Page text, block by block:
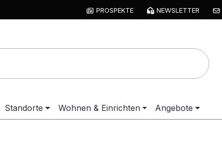
PROSPEKTE NEWSLETTER
Standorte Wohnen & Einrichten Angebote